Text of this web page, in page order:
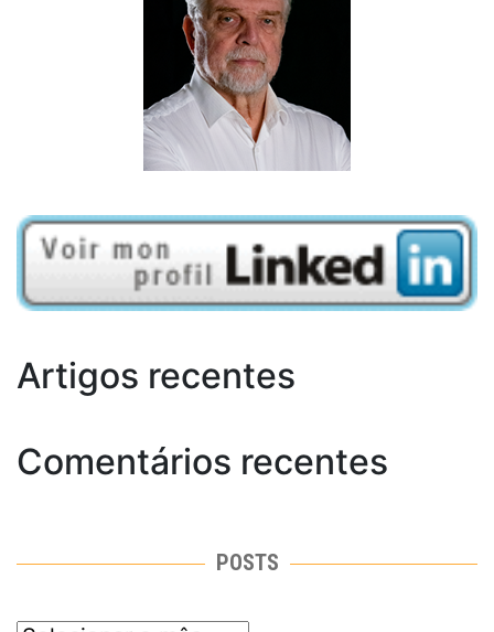
Artigos recentes
Comentários recentes
POSTS